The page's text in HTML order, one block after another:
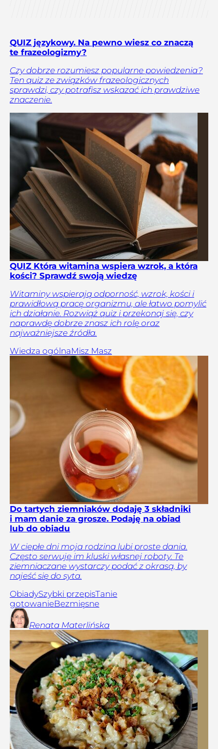
QUIZ językowy. Na pewno wiesz co znaczą
te frazeologizmy?
Czy dobrze rozumiesz popularne powiedzenia?
Ten quiz ze związków frazeologicznych
sprawdzi, czy potrafisz wskazać ich prawdziwe
znaczenie.
QUIZ Która witamina wspiera wzrok, a która
kości? Sprawdź swoją wiedzę
Witaminy wspierają odporność, wzrok, kości i
prawidłową pracę organizmu, ale łatwo pomylić
ich działanie. Rozwiąż quiz i przekonaj się, czy
naprawdę dobrze znasz ich rolę oraz
najważniejsze źródła.
Wiedza ogólnaMisz Masz
Do tartych ziemniaków dodaję 3 składniki
i mam danie za grosze. Podaję na obiad
lub do obiadu
W ciepłe dni moja rodzina lubi proste dania.
Często serwuję im kluski własnej roboty. Te
ziemniaczane wystarczy podać z okrasą, by
najeść się do syta.
ObiadySzybki przepisTanie
gotowanieBezmięsne
Renata Materlińska